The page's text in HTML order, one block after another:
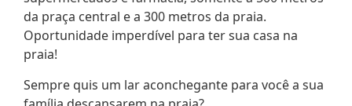
da praça central e a 300 metros da praia.
Oportunidade imperdível para ter sua casa na
praia!
Sempre quis um lar aconchegante para você a sua